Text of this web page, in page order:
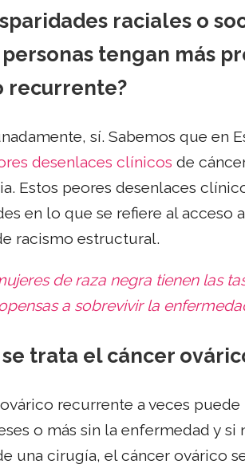
raciales o
tengan más
recurrente?
sí. Sabemos que en
desenlaces clínicos de
Estos peores desenlaces
en lo que se refiere al acceso
racismo estructural.
de raza negra tienen las
a sobrevivir la
se trata el cáncer
recurrente a veces
o más sin la enfermedad y
una cirugía, el cáncer ovárico